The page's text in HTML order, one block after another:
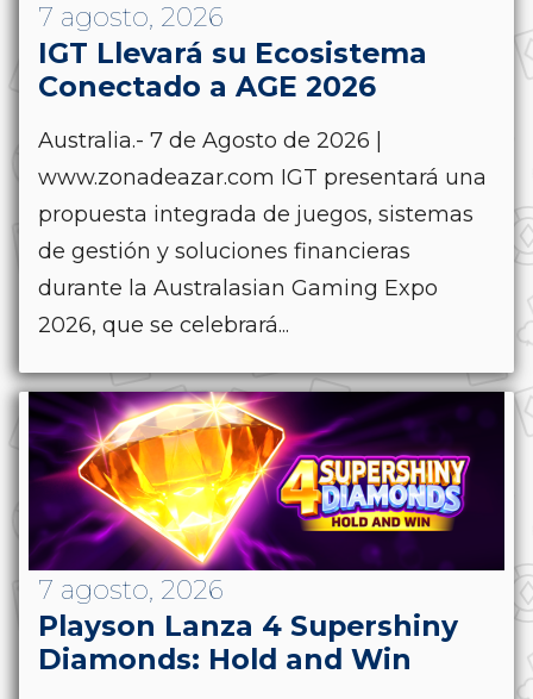
7 agosto, 2026
IGT Llevará su Ecosistema
Conectado a AGE 2026
Australia.- 7 de Agosto de 2026 |
www.zonadeazar.com IGT presentará una
propuesta integrada de juegos, sistemas
de gestión y soluciones financieras
durante la Australasian Gaming Expo
2026, que se celebrará...
7 agosto, 2026
Playson Lanza 4 Supershiny
Diamonds: Hold and Win